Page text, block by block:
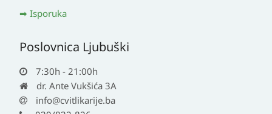
Isporuka
Poslovnica Ljubuški
7:30h - 21:00h
dr. Ante Vukšića 3A
info@cvitlikarije.ba